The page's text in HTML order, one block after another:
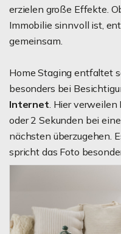
erzielen große Effekte.
Immobilie sinnvoll ist,
gemeinsam.
Home Staging entfaltet
besonders bei
Internet. Hier verweilen
oder 2 Sekunden bei
nächsten überzugehen.
spricht das Foto